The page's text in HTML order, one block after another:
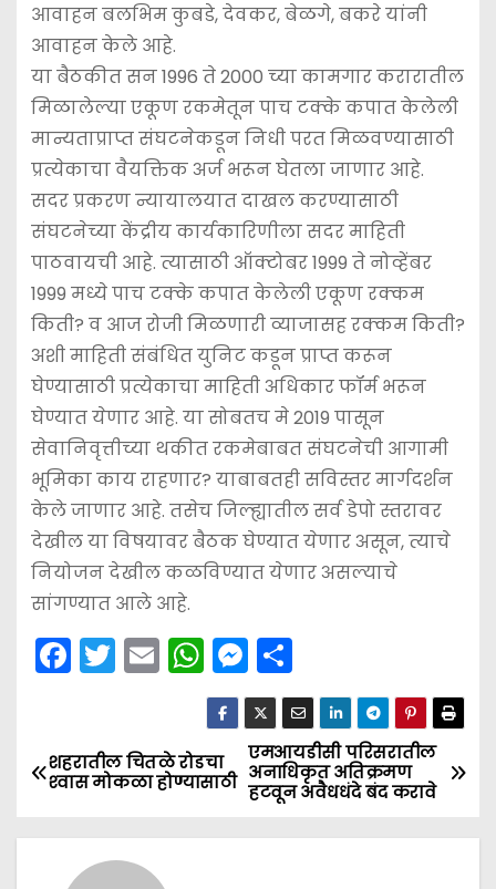
आवाहन बलभिम कुबडे, देवकर, बेळगे, बकरे यांनी
आवाहन केले आहे.
या बैठकीत सन 1996 ते 2000 च्या कामगार करारातील
मिळालेल्या एकूण रकमेतून पाच टक्के कपात केलेली
मान्यताप्राप्त संघटनेकडून निधी परत मिळवण्यासाठी
प्रत्येकाचा वैयक्तिक अर्ज भरून घेतला जाणार आहे.
सदर प्रकरण न्यायालयात दाखल करण्यासाठी
संघटनेच्या केंद्रीय कार्यकारिणीला सदर माहिती
पाठवायची आहे. त्यासाठी ऑक्टोबर 1999 ते नोव्हेंबर
1999 मध्ये पाच टक्के कपात केलेली एकूण रक्कम
किती? व आज रोजी मिळणारी व्याजासह रक्कम किती?
अशी माहिती संबंधित युनिट कडून प्राप्त करून
घेण्यासाठी प्रत्येकाचा माहिती अधिकार फॉर्म भरून
घेण्यात येणार आहे. या सोबतच मे 2019 पासून
सेवानिवृत्तीच्या थकीत रकमेबाबत संघटनेची आगामी
भूमिका काय राहणार? याबाबतही सविस्तर मार्गदर्शन
केले जाणार आहे. तसेच जिल्ह्यातील सर्व डेपो स्तरावर
देखील या विषयावर बैठक घेण्यात येणार असून, त्याचे
नियोजन देखील कळविण्यात येणार असल्याचे
सांगण्यात आले आहे.
F
a
e
b
o
o
T
w
er
E
m
l
W
h
a
ts
A
p
M
e
s
s
e
n
S
h
ar
e
P
एमआयडीसी परिसरातील
अनाधिकृत अतिक्रमण
हटवून अवैधधंदे बंद करावे
शहरातील चितळे रोडचा
श्‍वास मोकळा होण्यासाठी